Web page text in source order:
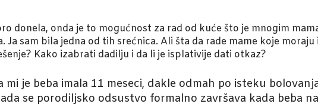
donela, onda je to mogućnost za rad od kuće što je mnogim
sam bila jedna od tih srećnica. Ali šta da rade mame koje
Kako izabrati dadilju i da li je isplativije dati otkaz?
mi je beba imala 11 meseci, dakle odmah po isteku
se porodiljsko odsustvo formalno završava kada beba